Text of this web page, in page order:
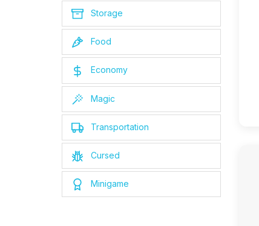
Storage
Food
Economy
Magic
Transportation
Cursed
Minigame